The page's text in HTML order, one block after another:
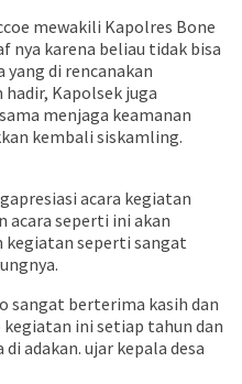
mewakili Kapolres Bone
nya karena beliau tidak bisa
di rencanakan
Kapolsek juga
menjaga keamanan
kembali siskamling.
acara kegiatan
acara seperti ini akan
kegiatan seperti sangat
sangat berterima kasih dan
ini setiap tahun dan
adakan. ujar kepala desa